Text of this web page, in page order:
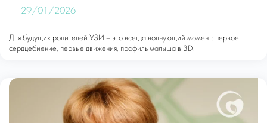
29/01/2026
Для будущих родителей УЗИ – это всегда волнующий момент: первое
сердцебиение, первые движения, профиль малыша в 3D.